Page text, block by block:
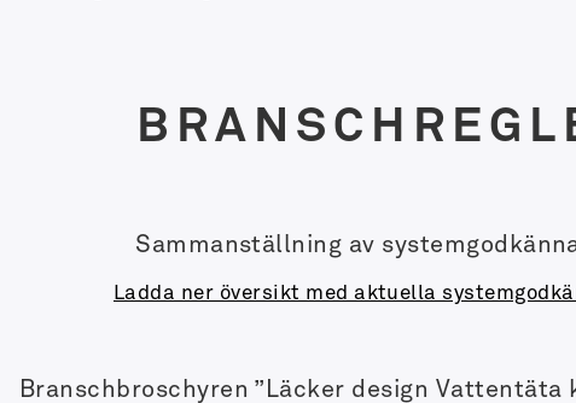
Sammanställning av
Ladda ner översikt med aktuella
Branschbroschyren ”Läcker design Vattentäta